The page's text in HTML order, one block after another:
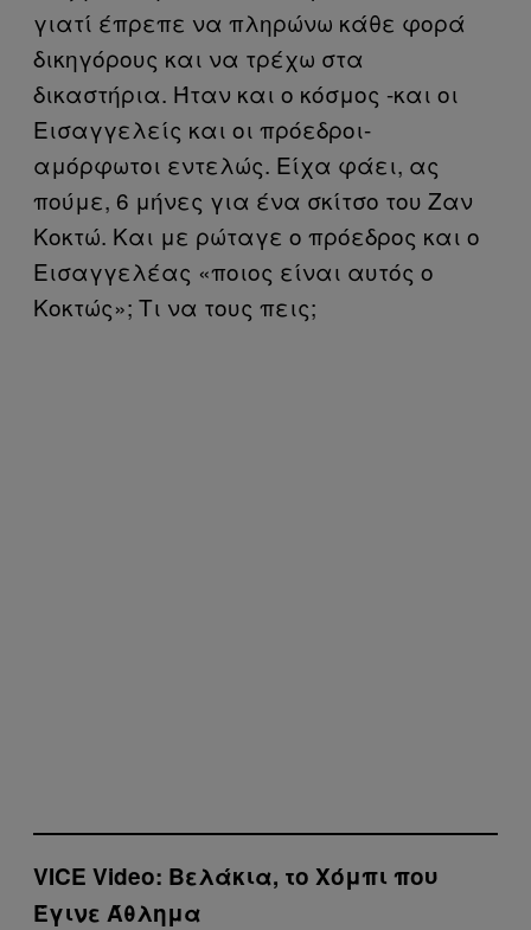
γιατί έπρεπε να πληρώνω κάθε φορά
δικηγόρους και να τρέχω στα
δικαστήρια. Ήταν και ο κόσμος -και οι
Εισαγγελείς και οι πρόεδροι-
αμόρφωτοι εντελώς. Είχα φάει, ας
πούμε, 6 μήνες για ένα σκίτσο του Ζαν
Κοκτώ. Και με ρώταγε ο πρόεδρος και ο
Εισαγγελέας «ποιος είναι αυτός ο
Κοκτώς»; Τι να τους πεις;
VICE Video: Βελάκια, το Χόμπι που
Έγινε Άθλημα